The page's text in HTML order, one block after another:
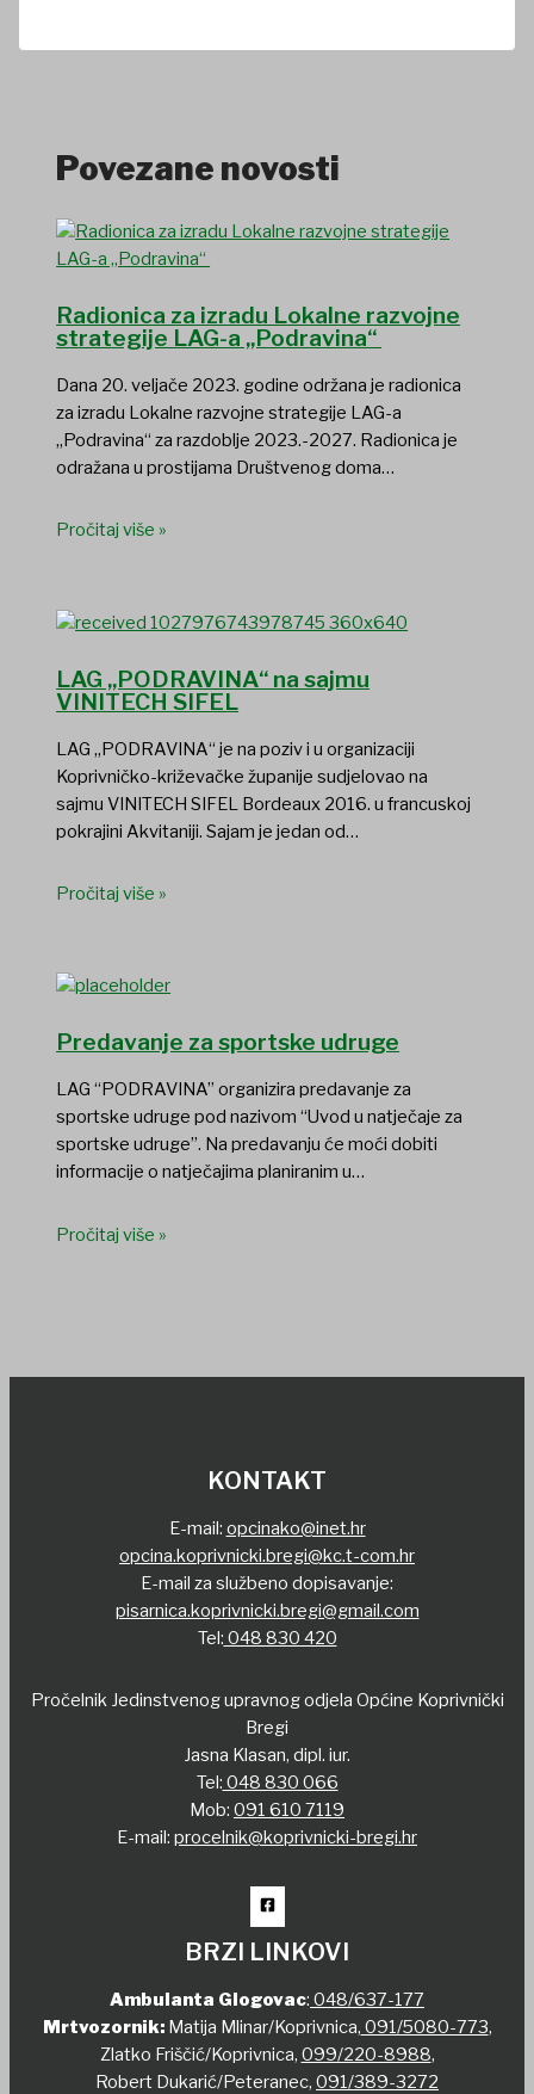
Povezane novosti
Radionica za izradu Lokalne razvojne
strategije LAG-a „Podravina“
Dana 20. veljače 2023. godine održana je radionica
za izradu Lokalne razvojne strategije LAG-a
„Podravina“ za razdoblje 2023.-2027. Radionica je
odražana u prostijama Društvenog doma…
Pročitaj više »
LAG „PODRAVINA“ na sajmu
VINITECH SIFEL
LAG „PODRAVINA“ je na poziv i u organizaciji
Koprivničko-križevačke županije sudjelovao na
sajmu VINITECH SIFEL Bordeaux 2016. u francuskoj
pokrajini Akvitaniji. Sajam je jedan od…
Pročitaj više »
Predavanje za sportske udruge
LAG “PODRAVINA” organizira predavanje za
sportske udruge pod nazivom “Uvod u natječaje za
sportske udruge”. Na predavanju će moći dobiti
informacije o natječajima planiranim u…
Pročitaj više »
KONTAKT
E-mail: opcinako@inet.hr
opcina.koprivnicki.bregi@kc.t-com.hr
E-mail za službeno dopisavanje:
pisarnica.koprivnicki.bregi@gmail.com
Tel: 048 830 420
Pročelnik Jedinstvenog upravnog odjela Općine Koprivnički
Bregi
Jasna Klasan, dipl. iur.
Tel: 048 830 066
Mob: 091 610 7119
E-mail: procelnik@koprivnicki-bregi.hr
BRZI LINKOVI
Ambulanta Glogovac: 048/637-177
Mrtvozornik:Matija Mlinar/Koprivnica, 091/5080-773,
Zlatko Friščić/Koprivnica, 099/220-8988,
Robert Dukarić/Peteranec, 091/389-3272